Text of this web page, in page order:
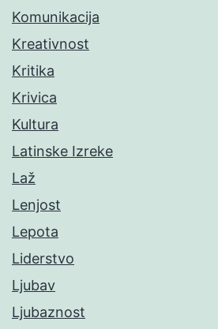
Komunikacija
Kreativnost
Kritika
Krivica
Kultura
Latinske Izreke
Laž
Lenjost
Lepota
Liderstvo
Ljubav
Ljubaznost